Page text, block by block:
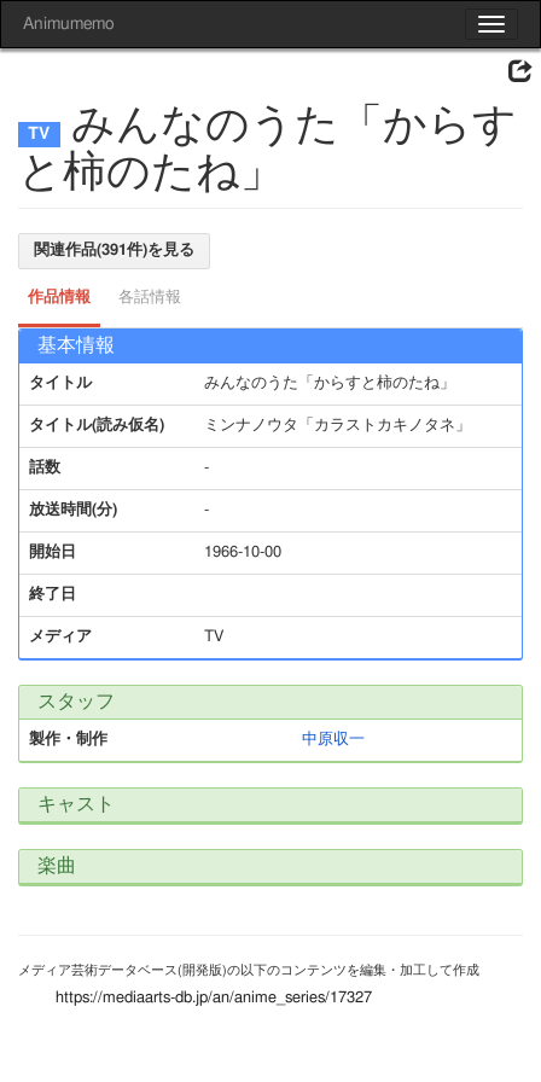
Toggle
Animumemo
みんなのうた「からす
と柿のたね」
関連作品(391件)を見る
作品情報 各話情報
基本情報
タイトル みんなのうた「からすと柿のたね」
タイトル(読み仮名) ミンナノウタ「カラストカキノタネ」
話数 -
放送時間(分) -
開始日 1966-10-00
終了日
メディア TV
スタッフ
製作・制作 中原収一
キャスト
楽曲
メディア芸術データベース(開発版)の以下のコンテンツを編集・加工して作成
https://mediaarts-db.jp/an/anime_series/17327